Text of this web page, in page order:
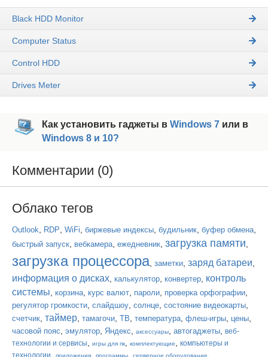
Black HDD Monitor
Computer Status
Control HDD
Drives Meter
Как установить гаджеты в Windows 7 или в
Windows 8 и 10?
Комментарии (0)
Облако тегов
Outlook, RDP, WiFi, биржевые индексы, будильник, буфер обмена,
быстрый запуск, вебкамера, ежедневник, загрузка памяти,
загрузка процессора, заметки, заряд батареи,
информация о дисках, калькулятор, конвертер, контроль
системы, корзина, курс валют, пароли, проверка орфографии,
регулятор громкости, слайдшоу, солнце, состояние видеокарты,
счетчик, таймер, тамагочи, ТВ, температура, флеш-игры, цены,
часовой пояс, эмулятор, Яндекс, аксессуары, автогаджеты, веб-
технологии и сервисы, игры для пк, комплектующие, компьютеры и
, , , ,